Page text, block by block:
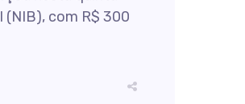
com R$ 300